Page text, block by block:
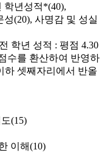
학년성적*(40),
(20), 사명감 및 성실
학년 성적 : 평점 4.30
수를 환산하여 반영하
하 셋째자리에서 반올
(15)
이해(10)